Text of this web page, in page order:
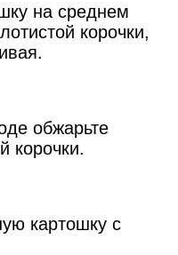
на среднем
корочки,
обжарьте
корочки.
картошку с